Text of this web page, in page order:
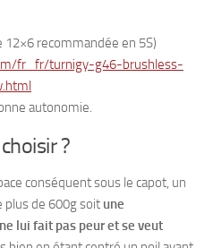
12×6 recommandée en 5S)
fr_fr/turnigy-g46-brushless-
autonomie.
?
conséquent sous le capot, un
plus de 600g soit une
lui fait pas peur et se veut